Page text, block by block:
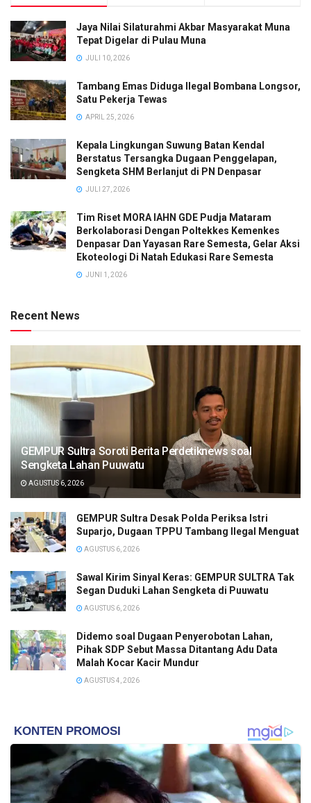
Jaya Nilai Silaturahmi Akbar Masyarakat Muna
Tepat Digelar di Pulau Muna
JULI 10, 2026
Tambang Emas Diduga Ilegal Bombana Longsor,
Satu Pekerja Tewas
APRIL 25, 2026
Kepala Lingkungan Suwung Batan Kendal
Berstatus Tersangka Dugaan Penggelapan,
Sengketa SHM Berlanjut di PN Denpasar
JULI 27, 2026
Tim Riset MORA IAHN GDE Pudja Mataram
Berkolaborasi Dengan Poltekkes Kemenkes
Denpasar Dan Yayasan Rare Semesta, Gelar Aksi
Ekoteologi Di Natah Edukasi Rare Semesta
JUNI 1, 2026
Recent News
GEMPUR Sultra Soroti Berita Perdetiknews soal
Sengketa Lahan Puuwatu
AGUSTUS 6, 2026
GEMPUR Sultra Desak Polda Periksa Istri
Suparjo, Dugaan TPPU Tambang Ilegal Menguat
AGUSTUS 6, 2026
Sawal Kirim Sinyal Keras: GEMPUR SULTRA Tak
Segan Duduki Lahan Sengketa di Puuwatu
AGUSTUS 6, 2026
Didemo soal Dugaan Penyerobotan Lahan,
Pihak SDP Sebut Massa Ditantang Adu Data
Malah Kocar Kacir Mundur
AGUSTUS 4, 2026